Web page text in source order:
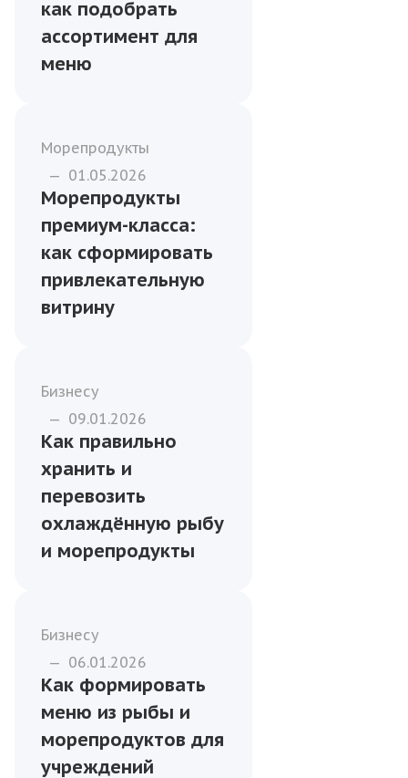
Морепродукты
морепродуктами:
как подобрать
ассортимент для
меню
Морепродукты
— 01.05.2026
Морепродукты
премиум-класса:
как сформировать
Бизнесу
— 09.01.2026
Как правильно
хранить и